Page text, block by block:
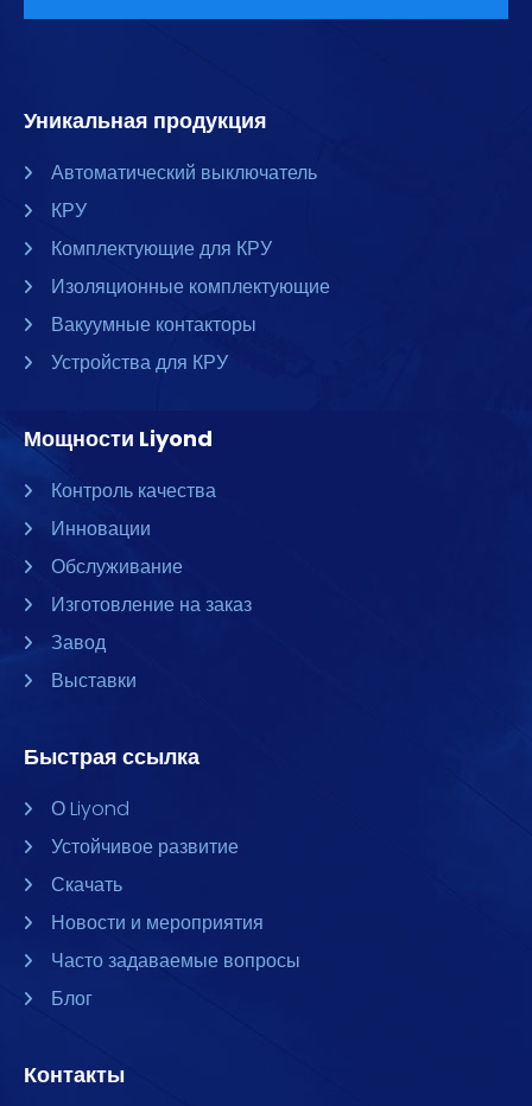
Уникальная продукция
Автоматический выключатель
КРУ
Комплектующие для КРУ
Изоляционные комплектующие
Вакуумные контакторы
Устройства для КРУ
Мощности Liyond
Контроль качества
Инновации
Обслуживание
Изготовление на заказ
Завод
Выставки
Быстрая ссылка
О Liyond
Устойчивое развитие
Скачать
Новости и мероприятия
Часто задаваемые вопросы
Блог
Контакты